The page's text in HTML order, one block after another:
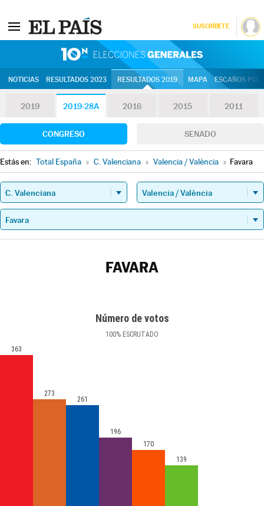
SUSCRÍBETE
NOTICIAS RESULTADOS 2023 RESULTADOS 2019 MAPA ESCAÑOS
2019 2019-28A 2016 2015 2011
CONGRESO SENADO
Estás en: Total España » C. Valenciana » Valencia / València » Favara
FAVARA
Número de votos
100% ESCRUTADO
363
273
261
196
170
139